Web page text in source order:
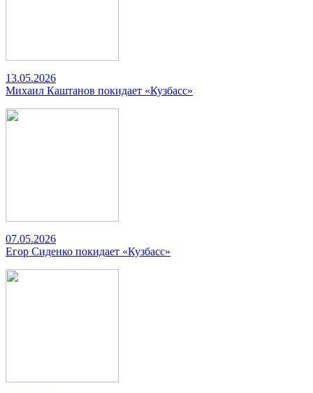
13.05.2026
Михаил Каштанов покидает «Кузбасс»
07.05.2026
Егор Сиденко покидает «Кузбасс»